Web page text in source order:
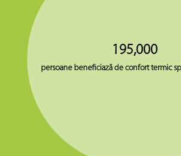
195,000
persoane beneficiază de confort termic